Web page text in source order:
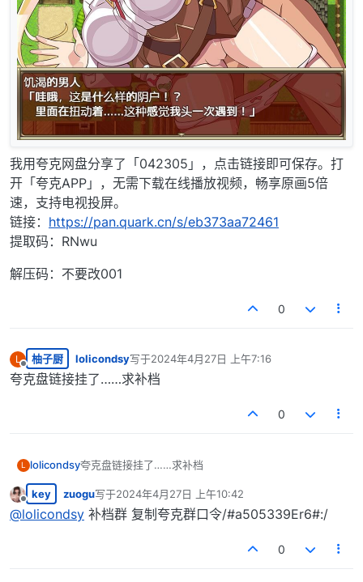
我用夸克网盘分享了「042305」，点击链接即可保存。打
开「夸克APP」，无需下载在线播放视频，畅享原画5倍
速，支持电视投屏。
链接： https://pan.quark.cn/s/eb373aa72461
提取码：RNwu
解压码：不要改001
0
L
离线
柚子厨 lolicondsy写于2024年4月27日 上午7:16
最后由 编辑
夸克盘链接挂了……求补档
0
L lolicondsy夸克盘链接挂了……求补档
离线
key zuogu写于2024年4月27日 上午10:42
最后由 编辑
@lolicondsy 补档群 复制夸克群口令/#a505339Er6#:/
0